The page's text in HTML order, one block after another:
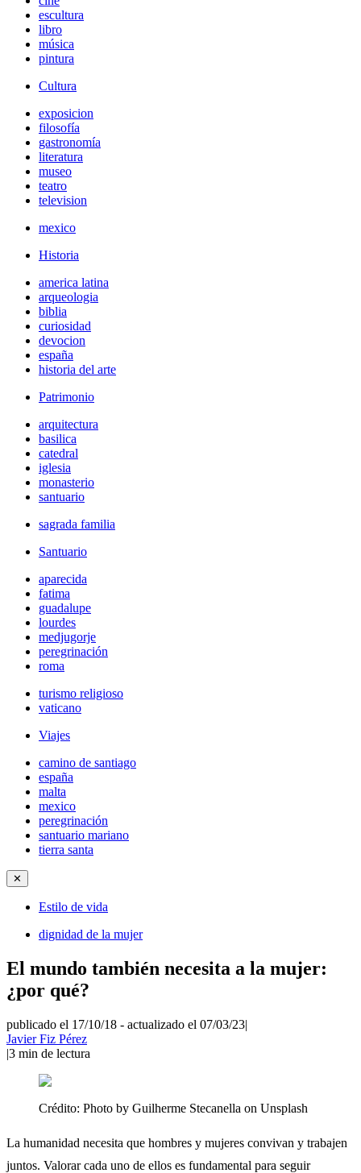
escultura
libro
música
pintura
Cultura
exposicion
filosofía
gastronomía
literatura
museo
teatro
television
mexico
Historia
america latina
arqueologia
biblia
curiosidad
devocion
españa
historia del arte
Patrimonio
arquitectura
basilica
catedral
iglesia
monasterio
santuario
sagrada familia
Santuario
aparecida
fatima
guadalupe
lourdes
medjugorje
peregrinación
roma
turismo religioso
vaticano
Viajes
camino de santiago
españa
malta
mexico
peregrinación
santuario mariano
tierra santa
✕
Estilo de vida
dignidad de la mujer
El mundo también necesita a la mujer:
¿por qué?
publicado el 17/10/18 - actualizado el 07/03/23|
Javier Fiz Pérez
|3 min de lectura
Crédito: Photo by Guilherme Stecanella on Unsplash
La humanidad necesita que hombres y mujeres convivan y trabajen
juntos. Valorar cada uno de ellos es fundamental para seguir